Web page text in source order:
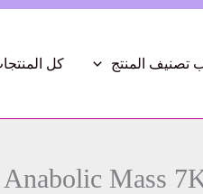
المنتج كل
Mass